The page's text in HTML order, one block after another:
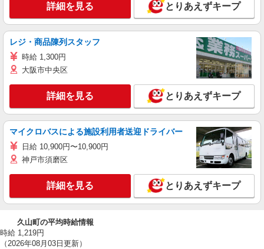
詳細を見る とりあえずキープ
レジ・商品陳列スタッフ
時給 1,300円
大阪市中央区
詳細を見る とりあえずキープ
マイクロバスによる施設利用者送迎ドライバー
日給 10,900円〜10,900円
神戸市須磨区
詳細を見る とりあえずキープ
久山町の平均時給情報
時給 1,219円
（2026年08月03日更新）